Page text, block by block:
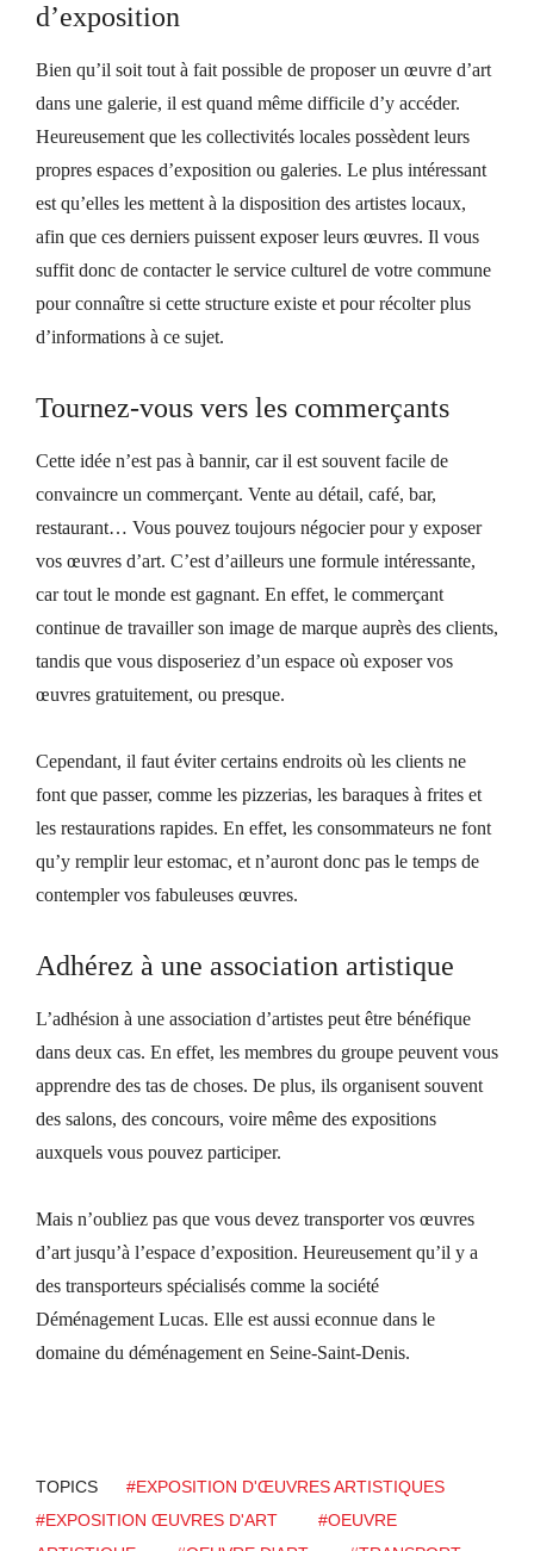
d’exposition
Bien qu’il soit tout à fait possible de proposer un œuvre d’art
dans une galerie, il est quand même difficile d’y accéder.
Heureusement que les collectivités locales possèdent leurs
propres espaces d’exposition ou galeries. Le plus intéressant
est qu’elles les mettent à la disposition des artistes locaux,
afin que ces derniers puissent exposer leurs œuvres. Il vous
suffit donc de contacter le service culturel de votre commune
pour connaître si cette structure existe et pour récolter plus
d’informations à ce sujet.
Tournez-vous vers les commerçants
Cette idée n’est pas à bannir, car il est souvent facile de
convaincre un commerçant. Vente au détail, café, bar,
restaurant… Vous pouvez toujours négocier pour y exposer
vos œuvres d’art. C’est d’ailleurs une formule intéressante,
car tout le monde est gagnant. En effet, le commerçant
continue de travailler son image de marque auprès des clients,
tandis que vous disposeriez d’un espace où exposer vos
œuvres gratuitement, ou presque.
Cependant, il faut éviter certains endroits où les clients ne
font que passer, comme les pizzerias, les baraques à frites et
les restaurations rapides. En effet, les consommateurs ne font
qu’y remplir leur estomac, et n’auront donc pas le temps de
contempler vos fabuleuses œuvres.
Adhérez à une association artistique
L’adhésion à une association d’artistes peut être bénéfique
dans deux cas. En effet, les membres du groupe peuvent vous
apprendre des tas de choses. De plus, ils organisent souvent
des salons, des concours, voire même des expositions
auxquels vous pouvez participer.
Mais n’oubliez pas que vous devez transporter vos œuvres
d’art jusqu’à l’espace d’exposition. Heureusement qu’il y a
des transporteurs spécialisés comme la société
Déménagement Lucas. Elle est aussi econnue dans le
domaine du déménagement en Seine-Saint-Denis.
TOPICS
#EXPOSITION D'ŒUVRES ARTISTIQUES
#EXPOSITION ŒUVRES D'ART
#OEUVRE